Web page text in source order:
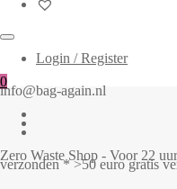
Login / Register
0
info@bag-again.nl
Zero Waste Shop - Voor 22
verzonden * >50 euro gratis